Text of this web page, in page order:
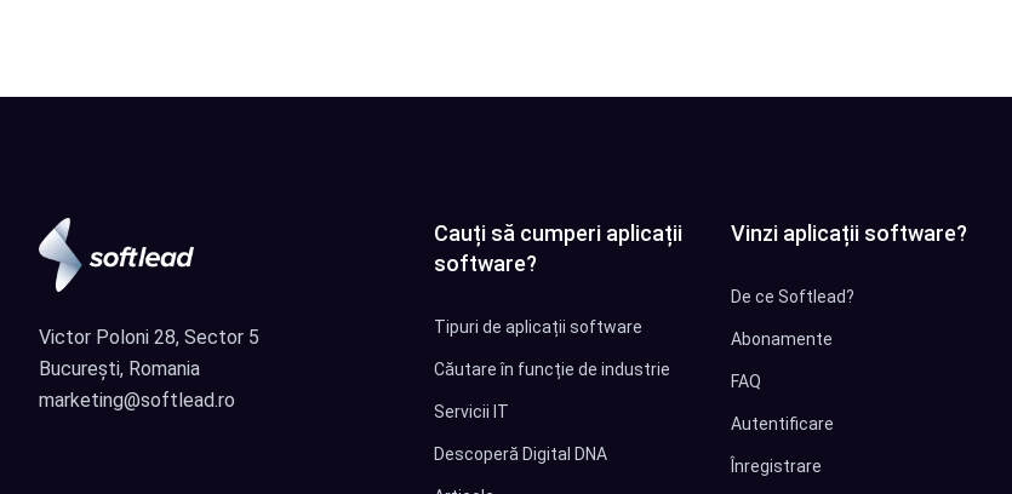
Victor Poloni 28, Sector 5
București, Romania
marketing@softlead.ro
Cauți să cumperi aplicații
software?
Tipuri de aplicații software
Căutare în funcție de industrie
Servicii IT
Descoperă Digital DNA
Vinzi aplicații software?
De ce Softlead?
Abonamente
FAQ
Autentificare
Înregistrare